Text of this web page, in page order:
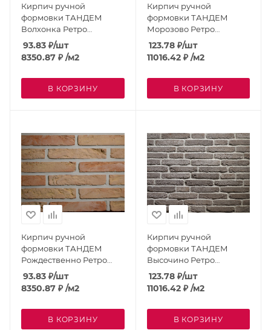
Кирпич ручной
формовки ТАНДЕМ
Волхонка Ретро
MW077G; MW
93.83 ₽/шт
8350.87 ₽ /м2
В КОРЗИНУ
Кирпич ручной
формовки ТАНДЕМ
Морозово Ретро
MW124G; MW
123.78₽/шт
11016.42 ₽ /м2
В КОРЗИНУ
Кирпич ручной
формовки ТАНДЕМ
Рождественно Ретро
MW010G; MW
93.83 ₽/шт
8350.87 ₽ /м2
В КОРЗИНУ
Кирпич ручной
формовки ТАНДЕМ
Высочино Ретро
MW165G; MW
123.78₽/шт
11016.42 ₽ /м2
В КОРЗИНУ